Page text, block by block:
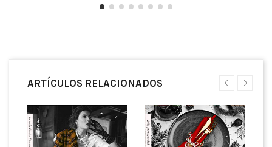
ARTÍCULOS RELACIONADOS